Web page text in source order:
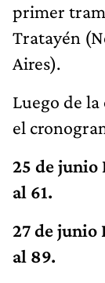
primer
Tratayén
Aires).
Luego de
el
25 de
al 61.
27 de
al 89.